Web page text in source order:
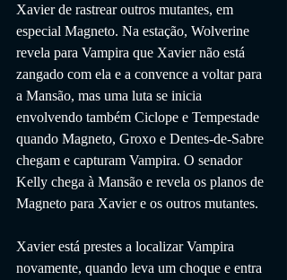
Xavier de rastrear outros mutantes, em
especial Magneto. Na estação, Wolverine
revela para Vampira que Xavier não está
zangado com ela e a convence a voltar para
a Mansão, mas uma luta se inicia
envolvendo também Ciclope e Tempestade
quando Magneto, Groxo e Dentes-de-Sabre
chegam e capturam Vampira. O senador
Kelly chega à Mansão e revela os planos de
Magneto para Xavier e os outros mutantes.
Xavier está prestes a localizar Vampira
novamente, quando leva um choque e entra